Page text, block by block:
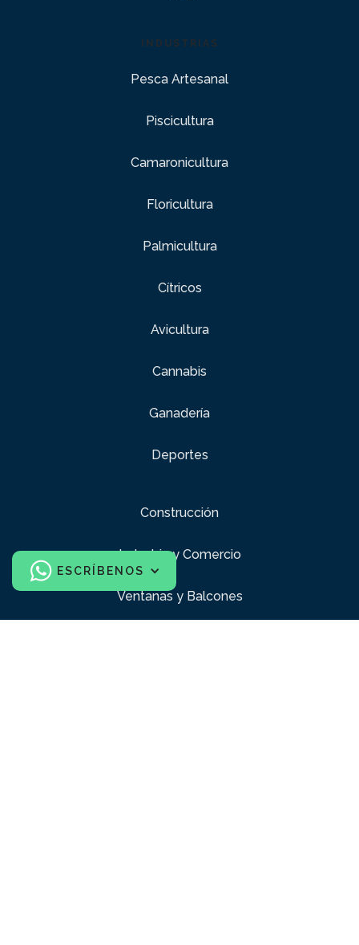
ESCRÍBENOS
INDUSTRIAS
Pesca Artesanal
Piscicultura
Camaronicultura
Floricultura
Palmicultura
Cítricos
Avicultura
Cannabis
Ganadería
Deportes
Construcción
Industria y Comercio
Ventanas y Balcones